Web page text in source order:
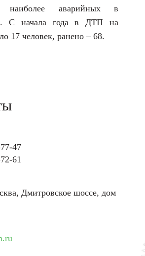
аварийных в
С начала года в ДТП на
17 человек, ранено – 68.
47
61
Дмитровское шоссе, дом